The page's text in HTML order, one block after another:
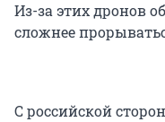
Из-за этих дронов
сложнее
С российской